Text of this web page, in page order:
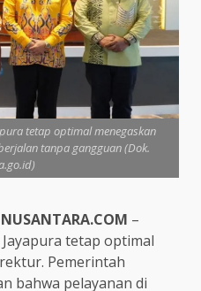
tetap optimal menegaskan
tanpa gangguan (Dok.
–
tetap optimal
Pemerintah
bahwa pelayanan di